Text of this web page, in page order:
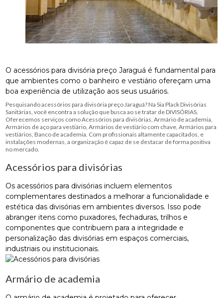
O acessórios para divisória preço Jaraguá é fundamental para
que ambientes como o banheiro e vestiário ofereçam uma
boa experiência de utilização aos seus usuários.
Pesquisando acessórios para divisória preço Jaraguá? Na Sia Plack Divisórias
Sanitárias, você encontra a solução que busca ao se tratar de DIVISÓRIAS.
Oferecemos serviços como Acessórios para divisórias, Armário de academia,
Armários de aço para vestiário, Armários de vestiário com chave, Armários para
vestiários, Banco de academia. Com profissionais altamente capacitados, e
instalações modernas, a organização é capaz de se destacar de forma positiva
no mercado.
Acessórios para divisórias
Os acessórios para divisórias incluem elementos
complementares destinados a melhorar a funcionalidade e
estética das divisórias em ambientes diversos. Isso pode
abranger itens como puxadores, fechaduras, trilhos e
componentes que contribuem para a integridade e
personalização das divisórias em espaços comerciais,
industriais ou institucionais.
Armário de academia